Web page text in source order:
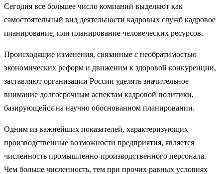
Сегодня все большее число компаний выделяют как
самостоятельный вид деятельности кадровых служб кадровое
планирование, или планирование человеческих ресурсов.
Происходящие изменения, связанные с необратимостью
экономических реформ и движеним к здоровой конкуренции,
заставляют организации России уделять значительное
внимание долгосрочным аспектам кадровой политики,
базирующейся на научно обоснованном планировании.
Одним из важнейших показателей, характеризующих
производственные возможности предприятия, является
численность промышленно-производственного персонала.
Чем больше численность, тем при прочих равных условиях